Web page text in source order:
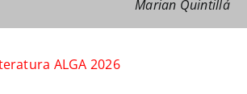
Marian Quintillá
ALGA 2026